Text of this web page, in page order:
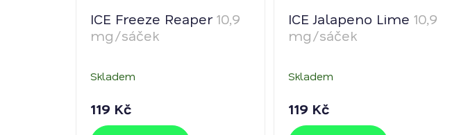
ICE Freeze Reaper10,9
mg/sáček
Skladem
119 Kč
ICE Jalapeno Lime 10,9
mg/sáček
Skladem
119 Kč